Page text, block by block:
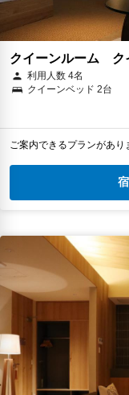
クイーンルーム ク
利用人数 4名
クイーンベッド 2台
ご案内できるプランがあり